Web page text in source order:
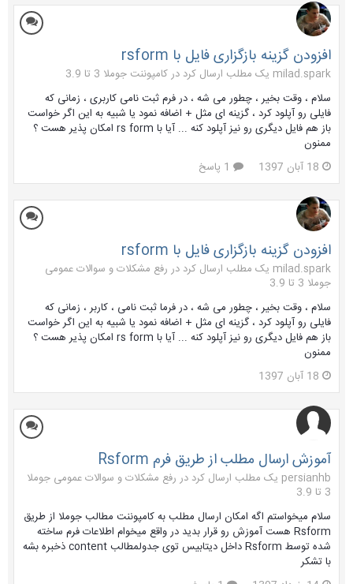
افزودن گزینه بازگزاری فایل با rsform
milad.spark یک مطلب ارسال کرد در
کامپوننت جوملا 3 تا 3.9
سلام ، وقت بخیر ، چطور می شه ، در فرم ثبت نامی کاربری ، زمانی که
فایلی رو آپلود کرد ، گزینه ای مثل + اضافه نمود یا شبیه به این اگر خواست
باز هم فایل دیگری رو نیز آپلود کنه ... آیا با rs form امکان پذیر هست ؟
ممنون
18 آبان 1397
افزودن گزینه بازگزاری فایل با rsform
milad.spark یک مطلب ارسال کرد در
رفع مشکلات و سوالات عمومی
جوملا 3 تا 3.9
سلام ، وقت بخیر ، چطور می شه ، در فرما ثبت نامی ، کاربر ، زمانی که
فایلی رو آپلود کرد ، گزینه ای مثل + اضافه نمود یا شبیه به این اگر خواست
باز هم فایل دیگری رو نیز آپلود کنه ... آیا با rs form امکان پذیر هست ؟
ممنون
18 آبان 1397
آموزش ارسال مطلب از طریق فرم Rsform
persianhb یک مطلب ارسال کرد در
رفع مشکلات و سوالات عمومی جوملا
3 تا 3.9
سلام میخواستم اگه امکان ارسال مطلب به کامپوننت مطالب جوملا از طریق
Rsform هست آموزش رو قرار بدید در واقع میخوام اطلاعات فرم ساخته
شده توسط Rsform داخل دیتابیس توی جدولمطالب content ذخبره بشه
با تشکر